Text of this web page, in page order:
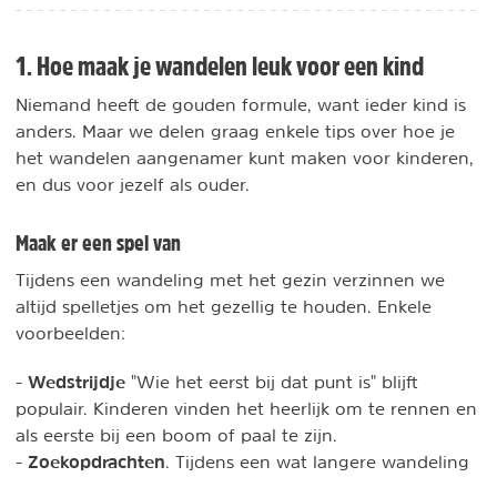
1. Hoe maak je wandelen leuk voor een kind
Niemand heeft de gouden formule, want ieder kind is
anders. Maar we delen graag enkele tips over hoe je
het wandelen aangenamer kunt maken voor kinderen,
en dus voor jezelf als ouder.
Maak er een spel van
Tijdens een wandeling met het gezin verzinnen we
altijd spelletjes om het gezellig te houden. Enkele
voorbeelden:
- Wedstrijdje "Wie het eerst bij dat punt is" blijft
populair. Kinderen vinden het heerlijk om te rennen en
als eerste bij een boom of paal te zijn.
- Zoekopdrachten . Tijdens een wat langere wandeling